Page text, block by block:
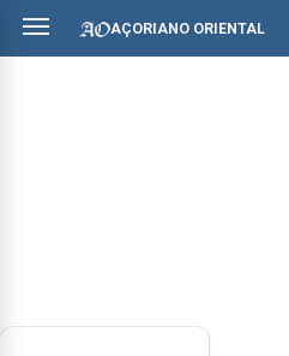
AÇORIANO ORIENTAL